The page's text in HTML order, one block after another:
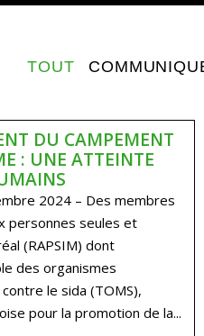
TOUT
DU CAMPEMENT
: UNE ATTEINTE
2024 – Des membres
personnes seules et
(RAPSIM) dont
des organismes
le sida (TOMS),
pour la promotion de la...